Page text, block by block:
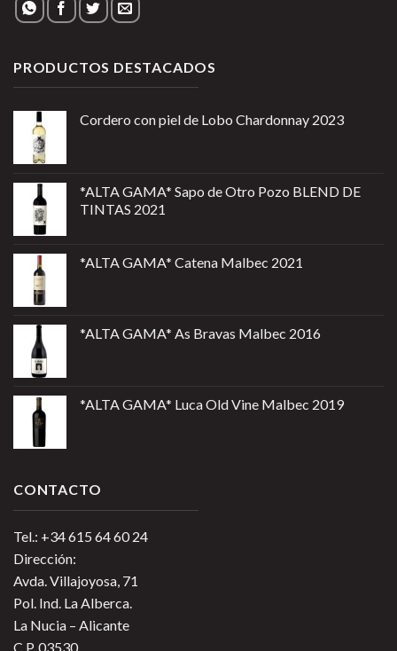
PRODUCTOS DESTACADOS
Cordero con piel de Lobo Chardonnay 2023
*ALTA GAMA* Sapo de Otro Pozo BLEND DE
TINTAS 2021
*ALTA GAMA* Catena Malbec 2021
*ALTA GAMA* As Bravas Malbec 2016
*ALTA GAMA* Luca Old Vine Malbec 2019
CONTACTO
Tel.: +34 615 64 60 24
Dirección:
Avda. Villajoyosa, 71
Pol. Ind. La Alberca.
La Nucia – Alicante
C.P. 03530